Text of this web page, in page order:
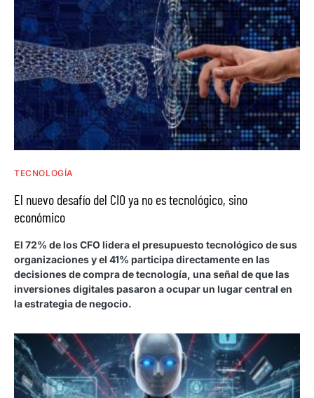
TECNOLOGÍA
El nuevo desafío del CIO ya no es tecnológico, sino
económico
El 72% de los CFO lidera el presupuesto tecnológico de sus
organizaciones y el 41% participa directamente en las
decisiones de compra de tecnología, una señal de que las
inversiones digitales pasaron a ocupar un lugar central en
la estrategia de negocio.